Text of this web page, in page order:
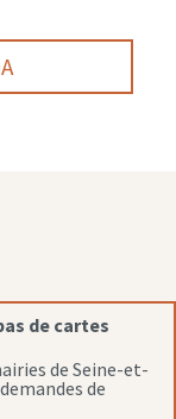
de cartes
de Seine-et-
de